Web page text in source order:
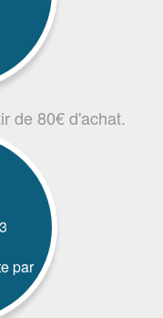
de 80€ d'achat.
par